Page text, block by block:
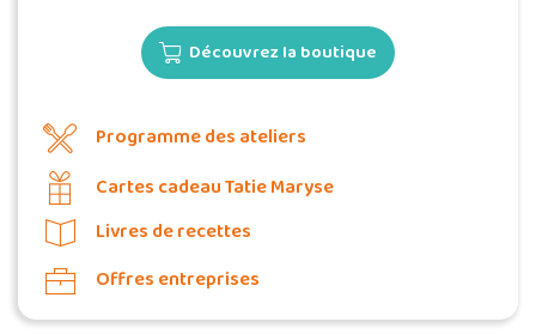
Découvrez la boutique
Programme des ateliers
Cartes cadeau Tatie Maryse
Livres de recettes
Offres entreprises